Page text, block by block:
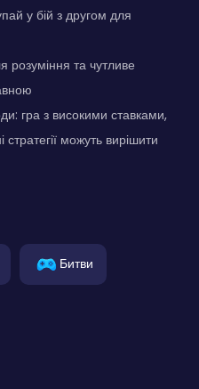
у бій з другом для
розуміння та чутливе
гра з високими ставками,
стратегії можуть вирішити
Битви